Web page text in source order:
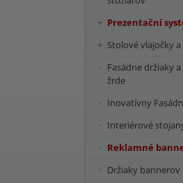
Prezentační
Stolové vlajočky
Fasádne držiaky
žrde
Inovatívny
Interiérové
Reklamné
Držiaky bannerov